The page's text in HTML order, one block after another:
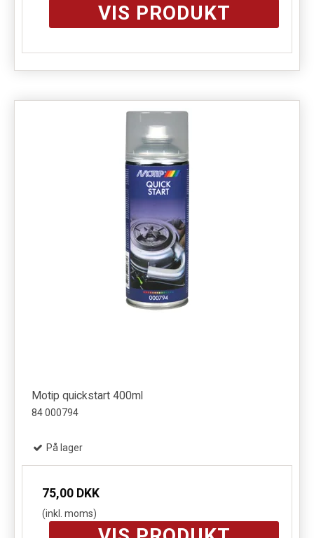
VIS PRODUKT
Motip quickstart 400ml
84 000794
På lager
75,00 DKK
(inkl. moms)